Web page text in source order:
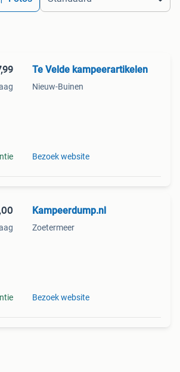
Te Velde kampeerartikelen
Nieuw-Buinen
Bezoek website
Kampeerdump.nl
Zoetermeer
Bezoek website